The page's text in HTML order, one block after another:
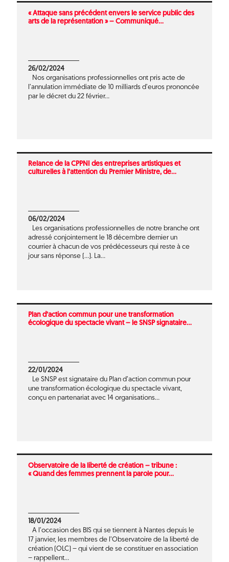
« Attaque sans précédent envers le service public des
arts de la représentation » – Communiqué...
26/02/2024
Nos organisations professionnelles ont pris acte de
l’annulation immédiate de 10 milliards d’euros prononcée
par le décret du 22 février...
Relance de la CPPNI des entreprises artistiques et
culturelles à l’attention du Premier Ministre, de...
06/02/2024
Les organisations professionnelles de notre branche ont
adressé conjointement le 18 décembre dernier un
courrier à chacun de vos prédécesseurs qui reste à ce
jour sans réponse (...). La...
Plan d’action commun pour une transformation
écologique du spectacle vivant – le SNSP signataire...
22/01/2024
Le SNSP est signataire du Plan d’action commun pour
une transformation écologique du spectacle vivant,
conçu en partenariat avec 14 organisations...
Observatoire de la liberté de création – tribune :
« Quand des femmes prennent la parole pour...
18/01/2024
A l’occasion des BIS qui se tiennent à Nantes depuis le
17 janvier, les membres de l’Observatoire de la liberté de
création (OLC) – qui vient de se constituer en association
– rappellent...